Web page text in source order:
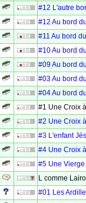
#12 L'autre
#12 Au bord
#11 Au bord
#10 Au bord
#09 Au bord
#03 Au bord
#04 Au bord
#1 Une Croix
#2 Une Croix
#3 L'enfant
#4 Une Croix
#5 Une
L comme
#01 Les